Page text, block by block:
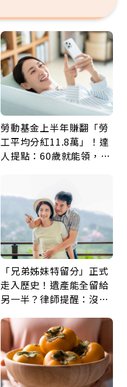
勞動基金上半年賺翻「勞
工平均分紅11.8萬」！達
人提點：60歲就能領，重
「兄弟姊妹特留分」正式
走入歷史！遺產能全留給
另一半？律師提醒：沒做